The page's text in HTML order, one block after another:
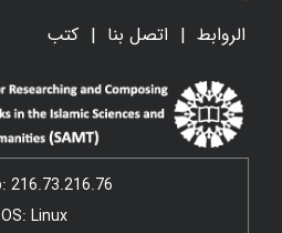
الروابط اتصل بنا کتب
Ip: 216.73.216.76
OS: Linux